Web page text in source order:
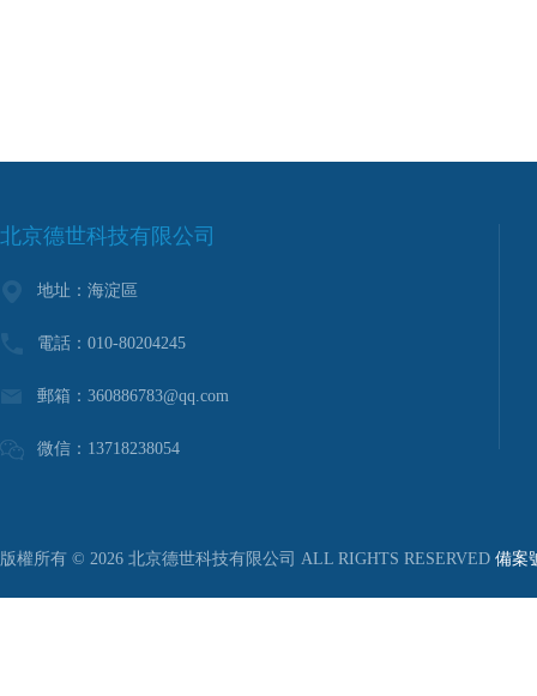
北京德世科技有限公司
地址：海淀區
電話：010-80204245
郵箱： 360886783@qq.com
微信：13718238054
版權所有 © 2026 北京德世科技有限公司 ALL RIGHTS RESERVED 備案